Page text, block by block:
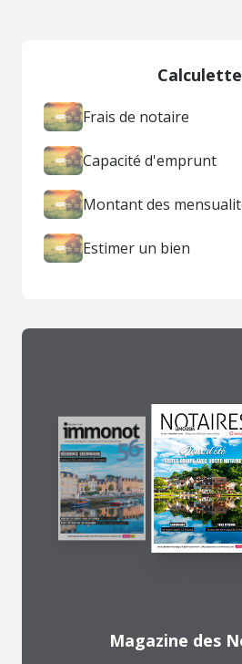
Frais de notaire
Capacité d'emprunt
Montant des
Estimer un bien
Magazine des